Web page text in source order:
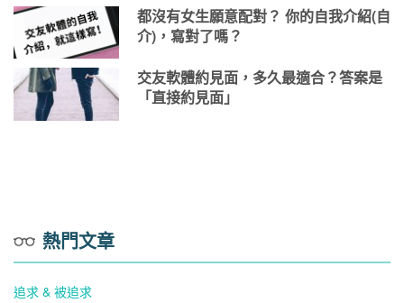
都沒有女生願意配對？ 你的自我介紹(自
介)，寫對了嗎？
交友軟體約見面，多久最適合？答案是
「直接約見面」
熱門文章
追求 & 被追求